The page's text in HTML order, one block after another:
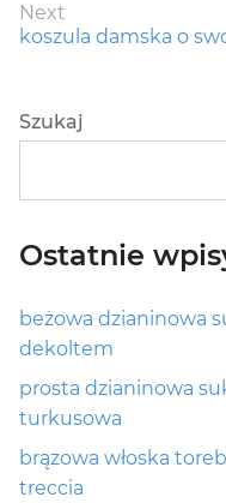
Next
Next
koszula damska o
Szukaj
Ostatnie
beżowa dzianinowa
dekoltem
prosta dzianinowa
turkusowa
brązowa włoska
treccia